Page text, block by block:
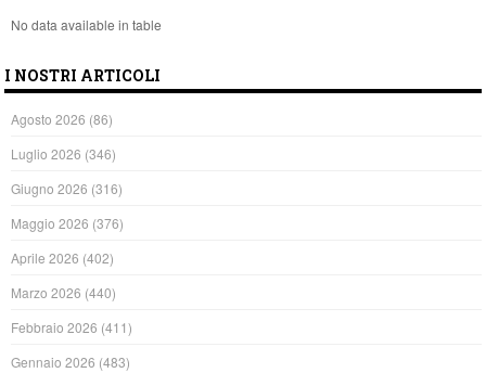
No data available in table
I NOSTRI ARTICOLI
Agosto 2026 (86)
Luglio 2026 (346)
Giugno 2026 (316)
Maggio 2026 (376)
Aprile 2026 (402)
Marzo 2026 (440)
Febbraio 2026 (411)
Gennaio 2026 (483)